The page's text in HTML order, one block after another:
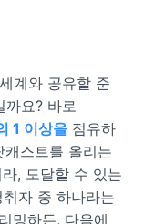
계와 공유할 준
까요? 바로
1 이상을점유하
캐스트를 올리는
, 도달할 수 있는
자 중 하나라는
밍하든, 다음에